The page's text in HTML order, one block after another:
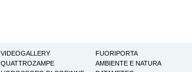
VIDEOGALLERY
FUORIPORTA
QUATTROZAMPE
AMBIENTE E NATURA